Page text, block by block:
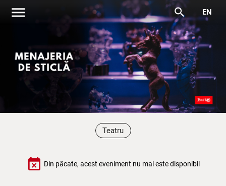
menu search EN
Teatru
event_busy Din păcate, acest eveniment nu mai este disponibil